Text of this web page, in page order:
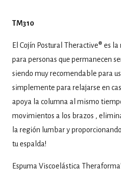
TM310
El Cojín Postural Theractive® es
para personas que permanecen
siendo muy recomendable para
simplemente para relajarse en
apoya la columna al mismo
movimientos a los brazos ,
la región lumbar y
tu espalda!
Espuma Viscoelástica